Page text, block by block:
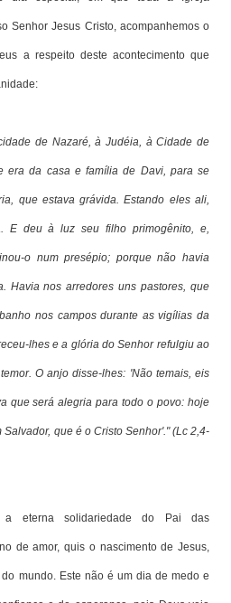
Senhor Jesus Cristo, acompanhemos o
a respeito deste acontecimento que
de Nazaré, à Judéia, à Cidade de
era da casa e família de Davi, para se
que estava grávida. Estando eles ali,
E deu à luz seu filho primogênito, e,
o num presépio; porque não havia
Havia nos arredores uns pastores, que
nos campos durante as vigílias da
lhes e a glória do Senhor refulgiu ao
O anjo disse-lhes: 'Não temais, eis
que será alegria para todo o povo: hoje
que é o Cristo Senhor'." (Lc 2,4-
a eterna solidariedade do Pai das
de amor, quis o nascimento de Jesus,
mundo. Este não é um dia de medo e